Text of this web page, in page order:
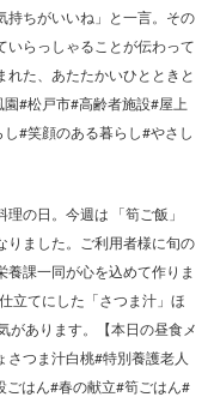
持ちがいいね」と一言。その
いらっしゃることが伝わって
れた、あたたかいひとときと
#松戸市#高齢者施設#屋上
#笑顔のある暮らし#やさし
の日。今週は 「筍ご飯」
りました。ご利用者様に旬の
課一同が心を込めて作りま
立てにした「さつま汁」ほ
があります。【本日の昼食メ
さつま汁白桃#特別養護老人
ごはん#春の献立#筍ごはん#